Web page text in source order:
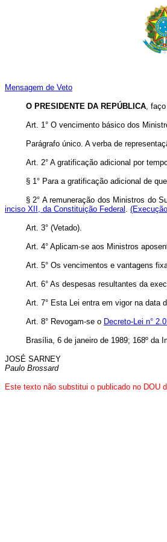
Mensagem de Veto
O PRESIDENTE DA REPÚBLICA,
Art. 1° O vencimento básico dos
Parágrafo único. A verba de
Art. 2° A gratificação adicional por
§ 1° Para a gratificação adicional de
§ 2° A remuneração dos Ministros do
inciso XII, da Constituição Federal .
Art. 3° (Vetado).
Art. 4° Aplicam-se aos Ministros
Art. 5° Os vencimentos e vantagens
Art. 6° As despesas resultantes da
Art. 7° Esta Lei entra em vigor na data
Art. 8° Revogam-se o Decreto-Lei n°
Brasília, 6 de janeiro de 1989; 168º da
JOSÉ SARNEY
Paulo Brossard
Este texto não substitui o publicado no DOU